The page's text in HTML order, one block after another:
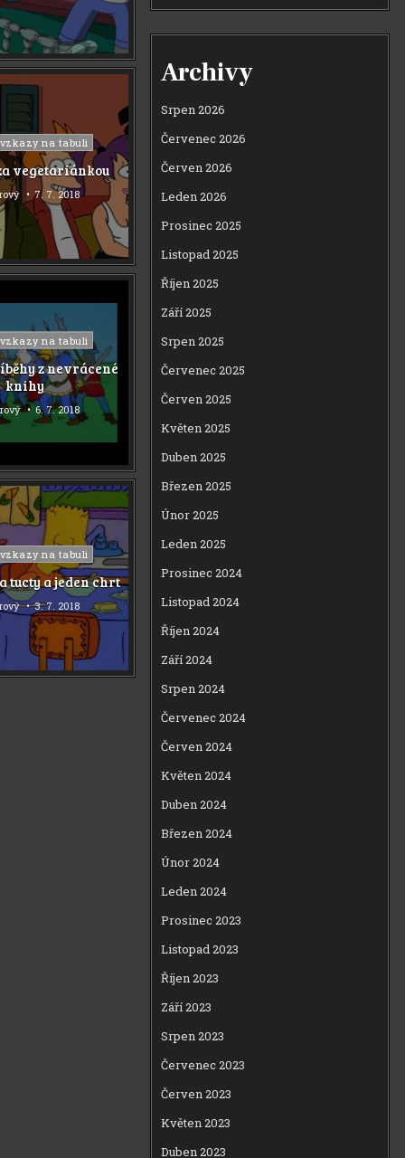
na tabuli
vegetariánkou
7. 7. 2018
na tabuli
z nevrácené
knihy
6. 7. 2018
na tabuli
tucty a jeden chrt
3. 7. 2018
Archivy
Srpen 2026
Červenec 2026
Červen 2026
Leden 2026
Prosinec 2025
Listopad 2025
Říjen 2025
Září 2025
Srpen 2025
Červenec 2025
Červen 2025
Květen 2025
Duben 2025
Březen 2025
Únor 2025
Leden 2025
Prosinec 2024
Listopad 2024
Říjen 2024
Září 2024
Srpen 2024
Červenec 2024
Červen 2024
Květen 2024
Duben 2024
Březen 2024
Únor 2024
Leden 2024
Prosinec 2023
Listopad 2023
Říjen 2023
Září 2023
Srpen 2023
Červenec 2023
Červen 2023
Květen 2023
Duben 2023